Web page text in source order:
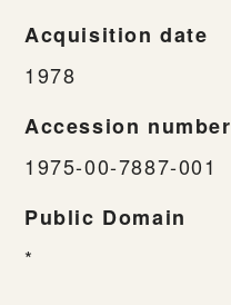
Acquisition date
1978
Accession number
1975-00-7887-001
Public Domain
*